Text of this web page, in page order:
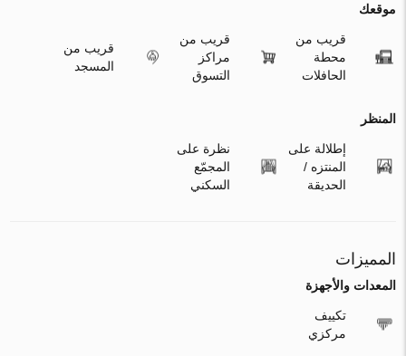
موقعك
قريب من
محطة
الحافلات
قريب من
مراكز
التسوق
قريب من
المسجد
المنظر
إطلالة على
المنتزه /
الحديقة
نظرة على
المجمّع
السكني
المميزات
المعدات والأجهزة
تكييف
مركزي